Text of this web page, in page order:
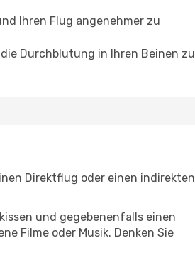
Ihren Flug angenehmer zu
Durchblutung in Ihren Beinen zu
Direktflug oder einen indirekten
und gegebenenfalls einen
Filme oder Musik. Denken Sie